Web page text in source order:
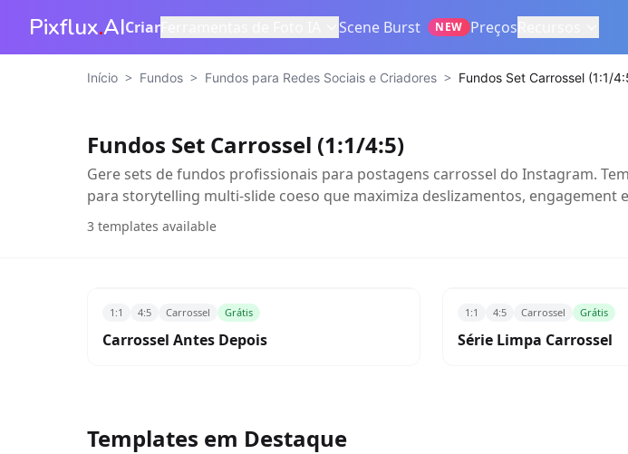
Pixflux.AICriar Scene Burst NEW Preços
Início > Fundos > Fundos para Redes Sociais e Criadores > Fundos Set Carrossel (1:1/
Fundos Set Carrossel (1:1/4:5)
Gere sets de fundos profissionais para postagens carrossel do Instagram.
para storytelling multi-slide coeso que maximiza deslizamentos, engagement
3 templates available
1:1 4:5 Carrossel Grátis
Carrossel Antes Depois
1:1 4:5 Carrossel Grátis
Série Limpa Carrossel
Templates em Destaque